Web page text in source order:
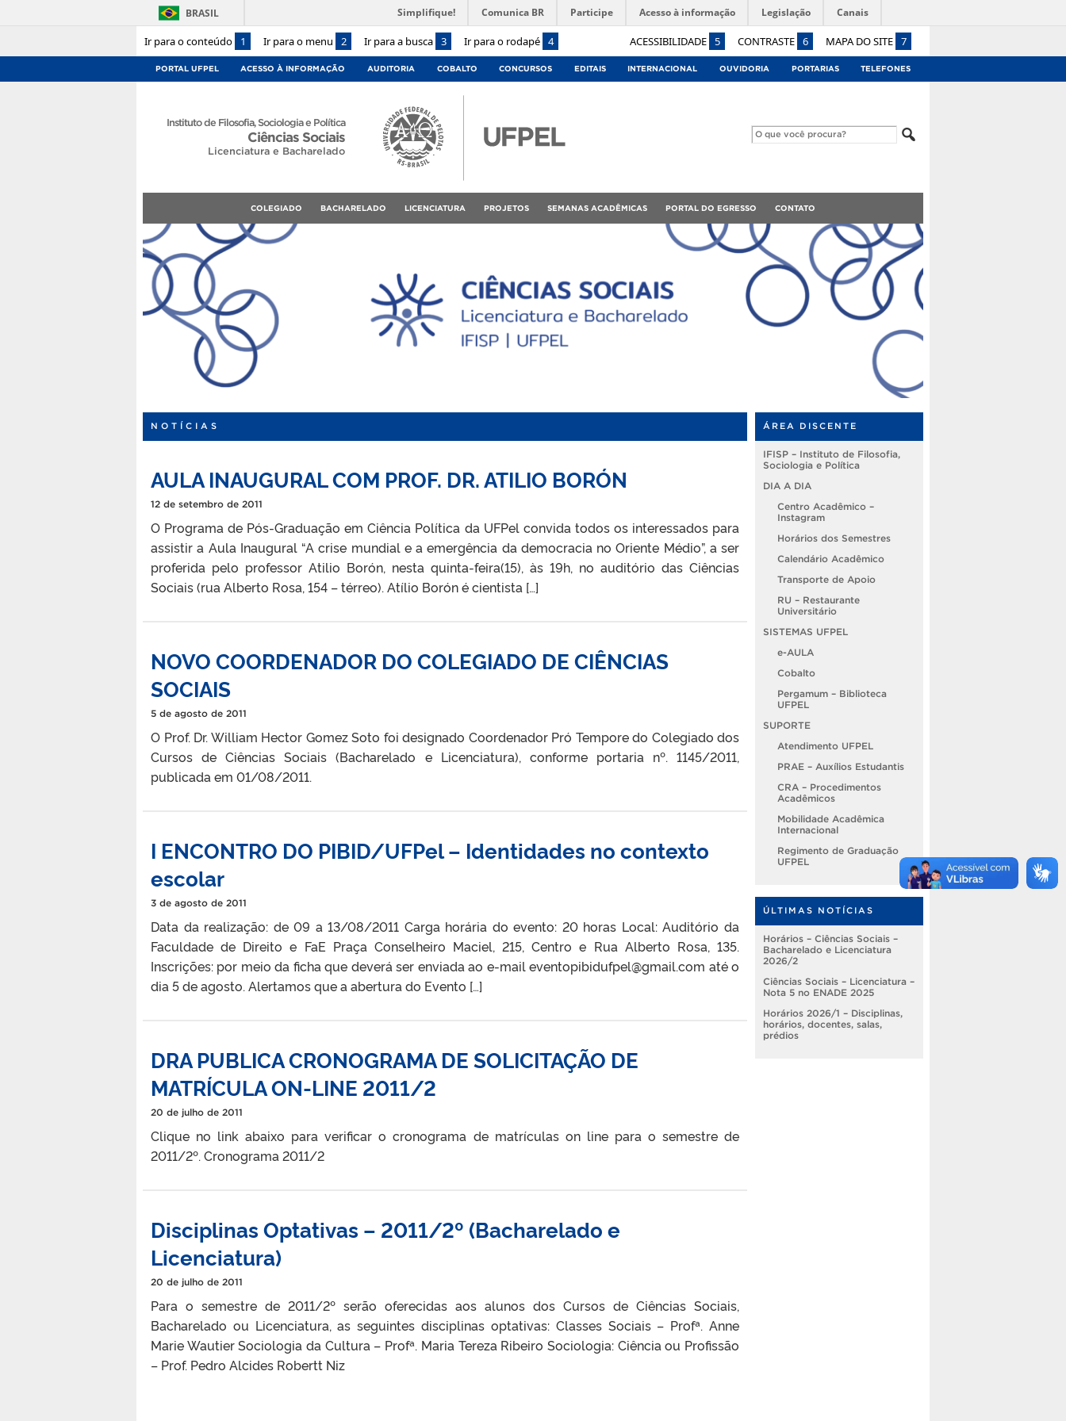
Ir para o conteúdo 1 Ir para o menu 2 Ir para a busca 3 Ir para o rodapé 4 ACESSIBILIDADE 5 CONTRASTE 6 MAPA DO SITE 7
BRASIL Simplifique! Comunica BR Participe Acesso à informação Legislação Canais
PORTAL UFPEL ACESSO À INFORMAÇÃO AUDITORIA COBALTO CONCURSOS EDITAIS INTERNACIONAL OUVIDORIA PORTARIAS TELEFONES
Instituto de Filosofia, Sociologia e Política
Ciências Sociais
Licenciatura e Bacharelado
COLEGIADO BACHARELADO LICENCIATURA PROJETOS SEMANAS ACADÊMICAS PORTAL DO EGRESSO CONTATO
NOTÍCIAS
AULA INAUGURAL COM PROF. DR. ATILIO BORÓN
12 de setembro de 2011
O Programa de Pós-Graduação em Ciência Política da UFPel convida todos os interessados para
assistir a Aula Inaugural “A crise mundial e a emergência da democracia no Oriente Médio”, a ser
proferida pelo professor Atilio Borón, nesta quinta-feira(15), às 19h, no auditório das Ciências
Sociais (rua Alberto Rosa, 154 – térreo). Atílio Borón é cientista […]
NOVO COORDENADOR DO COLEGIADO DE CIÊNCIAS
SOCIAIS
5 de agosto de 2011
O Prof. Dr. William Hector Gomez Soto foi designado Coordenador Pró Tempore do Colegiado dos
Cursos de Ciências Sociais (Bacharelado e Licenciatura), conforme portaria nº. 1145/2011,
publicada em 01/08/2011.
I ENCONTRO DO PIBID/UFPel – Identidades no contexto
escolar
3 de agosto de 2011
Data da realização: de 09 a 13/08/2011 Carga horária do evento: 20 horas Local: Auditório da
Faculdade de Direito e FaE Praça Conselheiro Maciel, 215, Centro e Rua Alberto Rosa, 135.
Inscrições: por meio da ficha que deverá ser enviada ao e-mail eventopibidufpel@gmail.com até o
dia 5 de agosto. Alertamos que a abertura do Evento […]
DRA PUBLICA CRONOGRAMA DE SOLICITAÇÃO DE
MATRÍCULA ON-LINE 2011/2
20 de julho de 2011
Clique no link abaixo para verificar o cronograma de matrículas on line para o semestre de
2011/2º. Cronograma 2011/2
Disciplinas Optativas – 2011/2º (Bacharelado e
Licenciatura)
20 de julho de 2011
Para o semestre de 2011/2º serão oferecidas aos alunos dos Cursos de Ciências Sociais,
Bacharelado ou Licenciatura, as seguintes disciplinas optativas: Classes Sociais – Profª. Anne
Marie Wautier Sociologia da Cultura – Profª. Maria Tereza Ribeiro Sociologia: Ciência ou Profissão
– Prof. Pedro Alcides Robertt Niz
ÁREA DISCENTE
IFISP – Instituto de Filosofia,
Sociologia e Política
DIA A DIA
Centro Acadêmico –
Instagram
Horários dos Semestres
Calendário Acadêmico
Transporte de Apoio
RU – Restaurante
Universitário
SISTEMAS UFPEL
e-AULA
Cobalto
Pergamum – Biblioteca
UFPEL
SUPORTE
Atendimento UFPEL
PRAE – Auxílios Estudantis
CRA – Procedimentos
Acadêmicos
Mobilidade Acadêmica
Internacional
Regimento de Graduação
UFPEL
ÚLTIMAS NOTÍCIAS
Horários – Ciências Sociais –
Bacharelado e Licenciatura
2026/2
Ciências Sociais – Licenciatura –
Nota 5 no ENADE 2025
Horários 2026/1 – Disciplinas,
horários, docentes, salas,
prédios